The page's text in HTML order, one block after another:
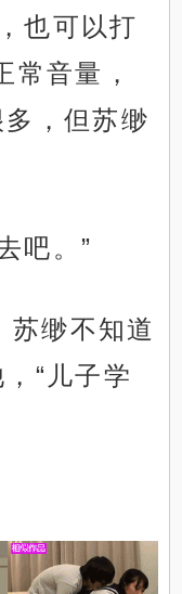
也可以打
常音量，
，但苏缈
吧。”
苏缈不知道
“儿子学